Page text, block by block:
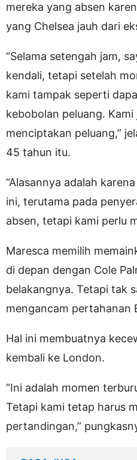
mereka yang absen
yang Chelsea jauh dari
“Selama setengah jam,
kendali, tetapi setelah
kami tampak seperti
kebobolan peluang. Kami
menciptakan peluang,”
45 tahun itu.
“Alasannya adalah
ini, terutama pada
absen, tetapi kami perlu
Maresca memilih
di depan dengan Cole
belakangnya. Tetapi tak
mengancam pertahanan
Hal ini membuatnya
kembali ke London.
“Ini adalah momen
Tetapi kami tetap harus
pertandingan,”